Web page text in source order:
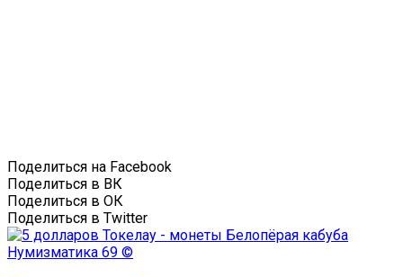
Поделиться на Facebook
Поделиться в ВК
Поделиться в ОК
Поделиться в Twitter
Нумизматика 69 ©